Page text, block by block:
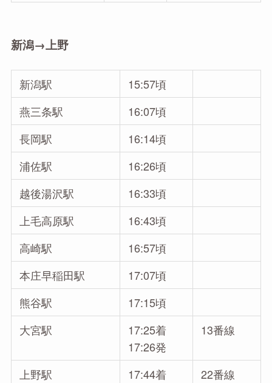
新潟→上野
新潟駅
15:57頃
燕三条駅
16:07頃
長岡駅
16:14頃
浦佐駅
16:26頃
越後湯沢駅
16:33頃
上毛高原駅
16:43頃
高崎駅
16:57頃
本庄早稲田駅
17:07頃
熊谷駅
17:15頃
大宮駅
17:25着
17:26発
13番線
上野駅 17:44着 22番線